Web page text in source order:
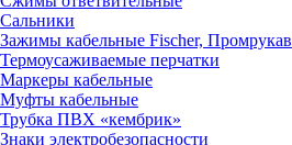
Сальники
Зажимы кабельные Fischer, Промрукав
Термоусаживаемые перчатки
Маркеры кабельные
Муфты кабельные
Трубка ПВХ «кембрик»
Знаки электробезопасности